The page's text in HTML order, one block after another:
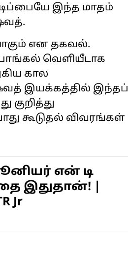
இந்த மாதம்
என தகவல்.
வெளியீடாக
கால
இயக்கத்தில் இந்தப்
குறித்து
கூடுதல் விவரங்கள்
என் டி
இதுதான்! |
Jr